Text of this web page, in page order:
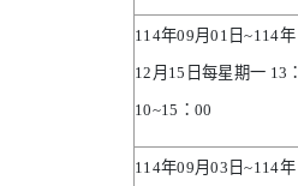
114年09月01 日~114年
12 月 15 日每星期一 13 ：
10~15 ： 00
114年09月03 日~114年